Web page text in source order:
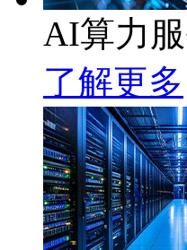
AI算力
了解更多